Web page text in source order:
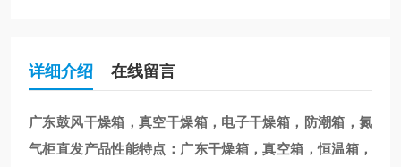
详细介绍 在线留言
广东鼓风干燥箱，真空干燥箱，电子干燥箱，防潮箱，氮
气柜直发产品性能特点： 广东干燥箱，真空箱，恒温箱，